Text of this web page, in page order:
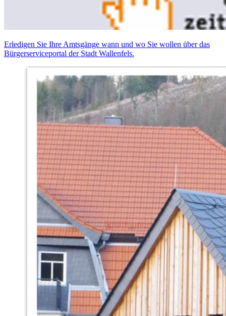
Erledigen Sie Ihre Amtsgänge wann und wo Sie wollen über das
Bürgerserviceportal der Stadt Wallenfels.